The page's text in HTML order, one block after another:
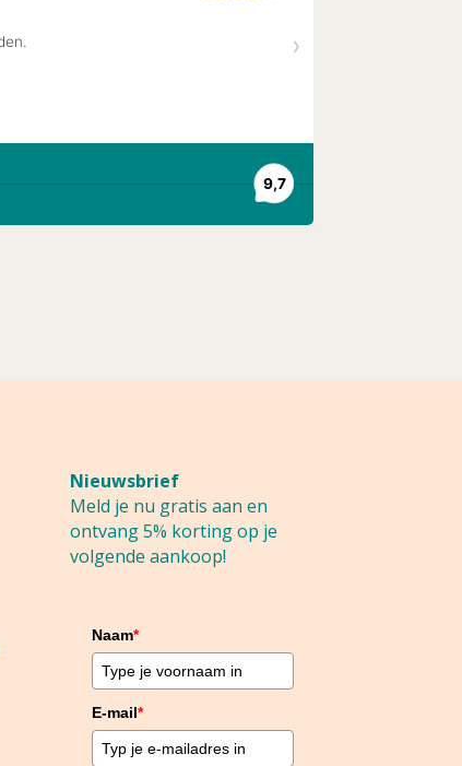
Nieuwsbrief
Meld je nu gratis aan en
ontvang 5% korting op je
volgende aankoop!
Naam*
E-mail*